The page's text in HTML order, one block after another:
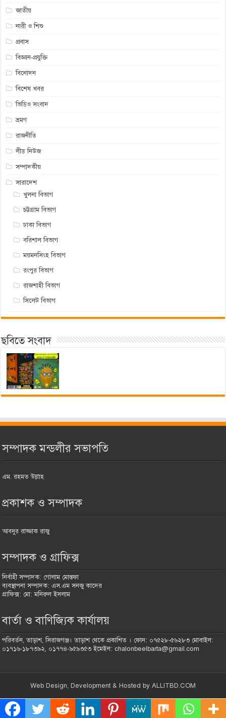
জাতীয়
নারী ও শিশু
প্রবাস
বিজ্ঞান-প্রযুক্তি
বিনোদন
বিশেষ খবর
ভিডিও সংবাদ
ভ্রমণ
রাজনীতি
লীড নিউজ
সম্পাদকীয়
সারাদেশ
খুলনা বিভাগ
চট্টগ্রাম বিভাগ
ঢাকা বিভাগ
বরিশাল বিভাগ
ময়মনসিংহ বিভাগ
রংপুর বিভাগ
রাজশাহী বিভাগ
সিলেট বিভাগ
ছবিতে সংবাদ
সম্পাদক মন্ডলীর সভাপতি
এম. রহমত উল্লাহ
প্রকাশক ও সম্পাদক
আবদুর রাজ্জাক রাজু
সম্পাদক ও গ্রাফিক্স
নির্বাহী সম্পাদক: গোলাম মোস্তফা
ব্যবস্থাপনা সম্পাদক: এস.এম সনজু কাদের
গ্রাফিক্স: মো: মনিরুল ইসলাম
বার্তা ও বাণিজ্যিক কার্যালয়
পরিবর্তন, তাড়াশ, সিরাজগঞ্জ। তাড়াশ থেকে প্রকাশিত । ফোন: ০৭৫২৮-৫৬২৮৩ মোবাইল:
০১৭১৬-১৮৭৩৯২, ০১৭৭৪-৯৫৯৩৫৩ ইমেইল: chalonbeelbarta@gmail.com
Web Design, Development & Hosted by ALLITBD.COM